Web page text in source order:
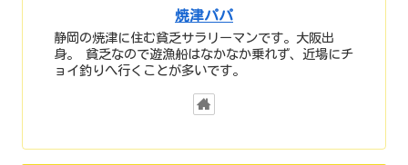
焼津パパ
静岡の焼津に住む貧乏サラリーマンです。大阪出
身。 貧乏なので遊漁船はなかなか乗れず、近場にチ
ョイ釣りへ行くことが多いです。